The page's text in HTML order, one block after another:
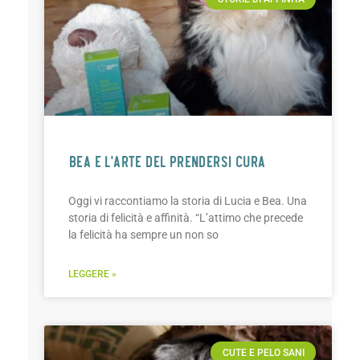
BEA E L’ARTE DEL PRENDERSI CURA
Oggi vi raccontiamo la storia di Lucia e Bea. Una
storia di felicità e affinità. “L’attimo che precede
la felicità ha sempre un non so
LEGGERE »
CUTE E PELO SANI